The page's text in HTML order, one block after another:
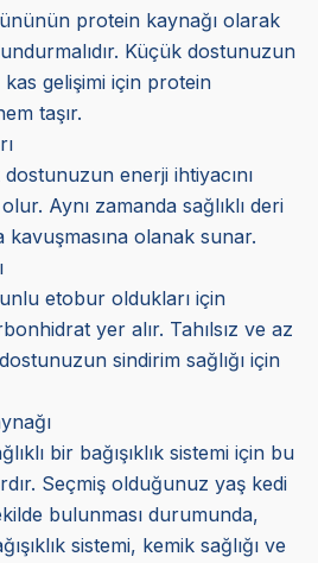
protein kaynağı olarak
Küçük dostunuzun
kas gelişimi için protein
taşır.
enerji ihtiyacını
Aynı zamanda sağlıklı deri
kavuşmasına olanak sunar.
etobur oldukları için
yer alır. Tahılsız ve az
sindirim sağlığı için
bir bağışıklık sistemi için bu
Seçmiş olduğunuz yaş kedi
bulunması durumunda,
sistemi, kemik sağlığı ve